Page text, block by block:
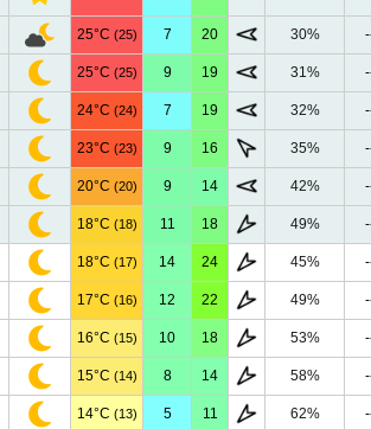
25°C (25) 7 20 30%
25°C (25) 9 19 31%
24°C (24) 7 19 32%
23°C (23) 9 16 35%
20°C (20) 9 14 42%
18°C (18) 11 18 49%
18°C (17) 14 24 45%
17°C (16) 12 22 49%
16°C (15) 10 18 53%
15°C (14) 8 14 58%
14°C (13) 5 11 62%